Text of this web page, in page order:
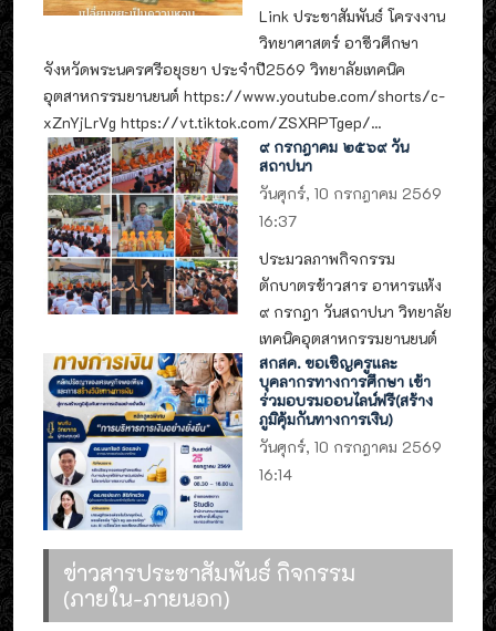
Link ประชาสัมพันธ์ โครงงาน
วิทยาศาสตร์ อาชีวศึกษา
จังหวัดพระนครศรีอยุธยา ประจำปี2569 วิทยาลัยเทคนิค
อุตสาหกรรมยานยนต์ https://www.youtube.com/shorts/c-
xZnYjLrVg https://vt.tiktok.com/ZSXRPTgep/...
๙ กรกฎาคม ๒๕๖๙ วัน
สถาปนา
วันศุกร์, 10 กรกฎาคม 2569
16:37
ประมวลภาพกิจกรรม
ตักบาตรข้าวสาร อาหารแห้ง
๙ กรกฎา วันสถาปนา วิทยาลัย
เทคนิคอุตสาหกรรมยานยนต์
สกสค. ขอเชิญครูและ
บุคลากรทางการศึกษา เข้า
ร่วมอบรมออนไลน์ฟรี(สร้าง
ภูมิคุ้มกันทางการเงิน)
วันศุกร์, 10 กรกฎาคม 2569
16:14
ข่าวสารประชาสัมพันธ์ กิจกรรม
(ภายใน-ภายนอก)